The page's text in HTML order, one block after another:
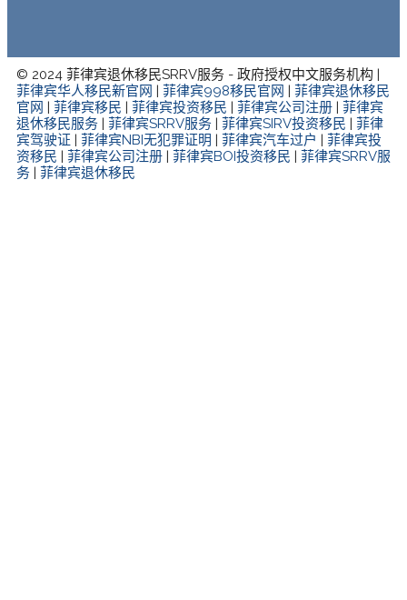
© 2024 菲律宾退休移民SRRV服务 - 政府授权中文服务机构 |
菲律宾华人移民新官网
菲律宾998移民官网
菲律宾退休移民
官网
菲律宾移民 菲律宾投资移民 菲律宾公司注册
菲律宾
退休移民服务
菲律宾SRRV服务 菲律宾SIRV投资移民
菲律
宾驾驶证
菲律宾NBI无犯罪证明 菲律宾汽车过户
菲律宾投
资移民
菲律宾公司注册 菲律宾BOI投资移民
菲律宾SRRV服
务
菲律宾退休移民